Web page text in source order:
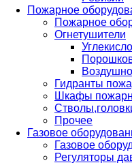
Пожарное
Пожарное
Огнетушители
Гидранты
Шкафы
Прочее
Газовое
Газовое
Регуляторы